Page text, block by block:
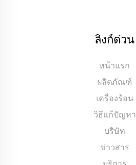
ลิงก์ด่วน
หน้าแรก
ผลิตภัณฑ์
เครื่องร้อน
วิธีแก้ปัญหา
บริษัท
ข่าวสาร